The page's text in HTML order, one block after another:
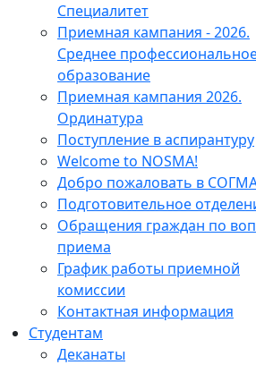
Специалитет
Приемная кампания - 2026.
Среднее
образование
Приемная кампания 2026.
Ординатура
Поступление в аспирантуру
Welcome to NOSMA!
Добро пожаловать в
Подготовительное
Обращения граждан по
приема
График работы приемной
комиссии
Контактная информация
Студентам
Деканаты